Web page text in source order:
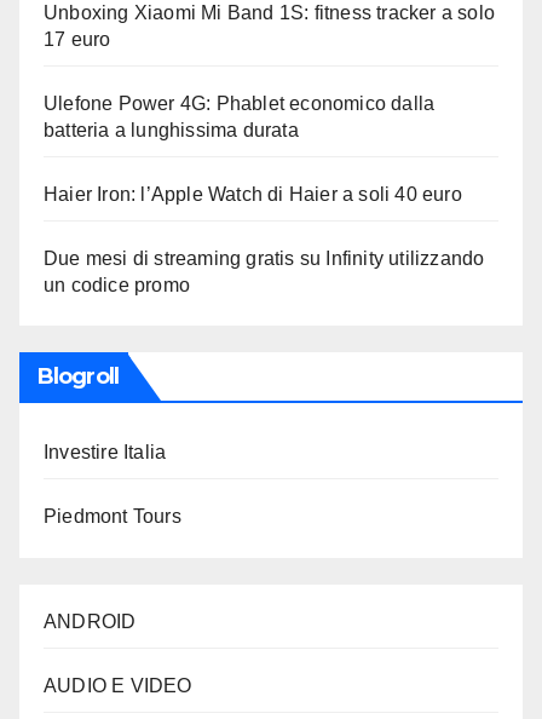
Unboxing Xiaomi Mi Band 1S: fitness tracker a solo
17 euro
Ulefone Power 4G: Phablet economico dalla
batteria a lunghissima durata
Haier Iron: l’Apple Watch di Haier a soli 40 euro
Due mesi di streaming gratis su Infinity utilizzando
un codice promo
Blogroll
Investire Italia
Piedmont Tours
ANDROID
AUDIO E VIDEO